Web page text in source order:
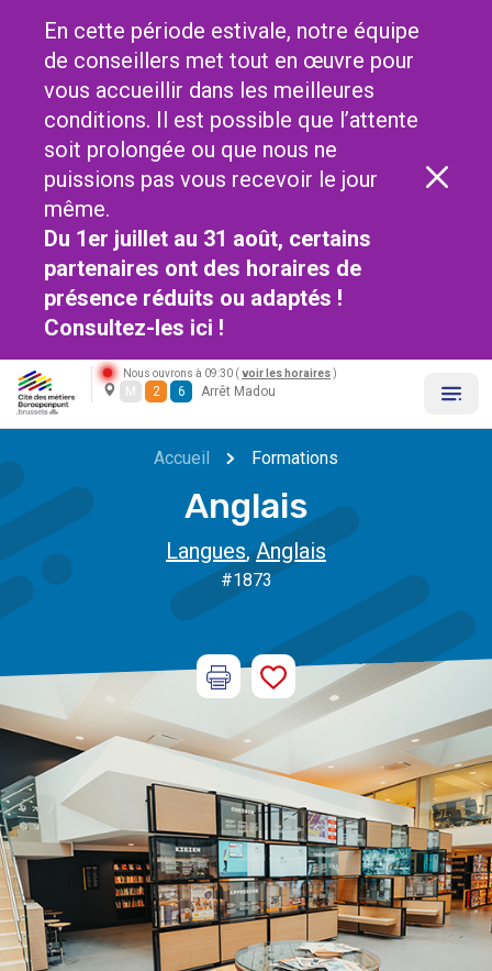
En cette période estivale, notre équipe
de conseillers met tout en œuvre pour
vous accueillir dans les meilleures
conditions. Il est possible que l’attente
soit prolongée ou que nous ne
puissions pas vous recevoir le jour
même.
Du 1er juillet au 31 août, certains
partenaires ont des horaires de
présence réduits ou adaptés !
Consultez-les ici !
Nous ouvrons à 09:30 ( voir les horaires )
M 2 6 Arrêt Madou
Accueil Formations
Anglais
Langues, Anglais
#1873